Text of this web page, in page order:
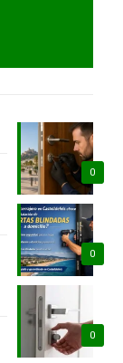
0
0
0